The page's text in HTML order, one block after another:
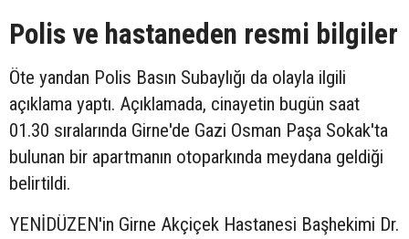
Polis ve hastaneden resmi bilgiler
Öte yandan Polis Basın Subaylığı da olayla ilgili
açıklama yaptı. Açıklamada, cinayetin bugün saat
01.30 sıralarında Girne'de Gazi Osman Paşa Sokak'ta
bulunan bir apartmanın otoparkında meydana geldiği
belirtildi.
YENİDÜZEN'in Girne Akçiçek Hastanesi Başhekimi Dr.